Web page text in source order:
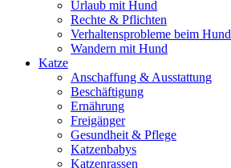
Urlaub mit Hund
Rechte & Pflichten
Verhaltensprobleme beim Hund
Wandern mit Hund
Katze
Anschaffung & Ausstattung
Beschäftigung
Ernährung
Freigänger
Gesundheit & Pflege
Katzenbabys
Katzenrassen